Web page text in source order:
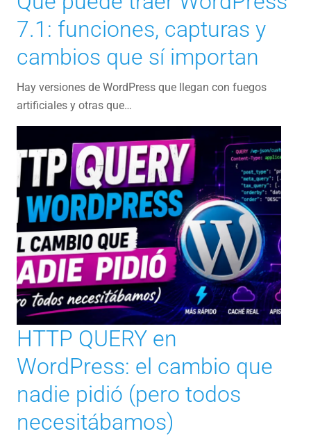
7.1: funciones, capturas y
cambios que sí importan
Hay versiones de WordPress que llegan con fuegos
artificiales y otras que…
HTTP QUERY en
WordPress: el cambio que
nadie pidió (pero todos
necesitábamos)